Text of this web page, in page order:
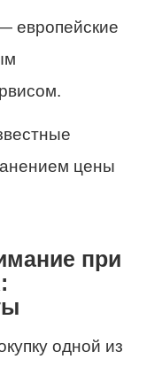
европейские
цены
при
одной из